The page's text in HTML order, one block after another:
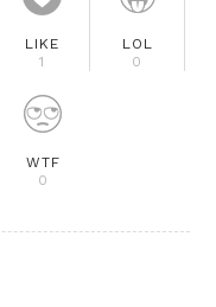
LIKE
1
LOL
0
WTF
0